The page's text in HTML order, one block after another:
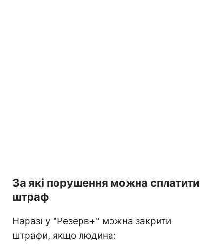
За які порушення можна сплатити
штраф
Наразі у "Резерв+" можна закрити
штрафи, якщо людина: